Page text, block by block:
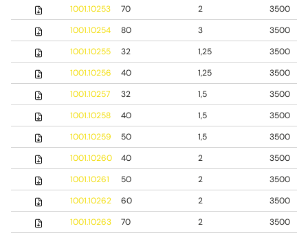
1001.10253
70 2
3500
1001.10254
80 3
3500
1001.10255
32 1,25
3500
1001.10256
40 1,25
3500
1001.10257
32 1,5
3500
1001.10258
40 1,5
3500
1001.10259
50 1,5
3500
1001.10260
40 2
3500
1001.10261
50 2
3500
1001.10262
60 2
3500
1001.10263
70 2
3500